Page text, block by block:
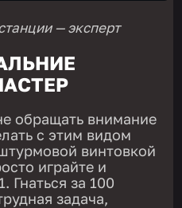
— эксперт
обращать внимание
с этим видом
винтовкой
играйте и
Гнаться за 100
задача,